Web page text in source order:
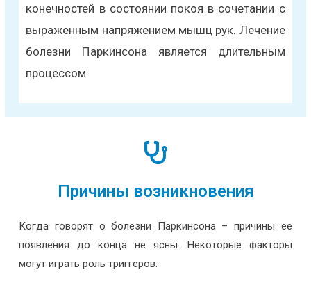
конечностей в состоянии покоя в сочетании с
выраженным напряжением мышц рук. Лечение
болезни Паркинсона является длительным
процессом.
Причины возникновения
Когда говорят о болезни Паркинсона – причины ее
появления до конца не ясны. Некоторые факторы
могут играть роль триггеров: